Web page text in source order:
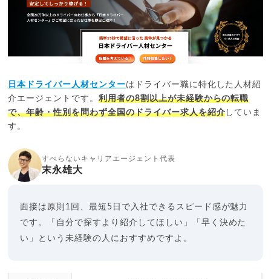
日本ドライバー人材センターはドライバー職に特化した人材紹
介エージェントです。利用者の8割以上が未経験からの転職
で、年齢・性別を問わず全国のドライバー求人を紹介 していま
す。
すべらないキャリアエージェント代表
末永雄大
面接は原則1回、最短5日で入社できるスピード感が魅力
です。「自分で探すより紹介してほしい」「早く決めた
い」という未経験の人におすすめですよ。